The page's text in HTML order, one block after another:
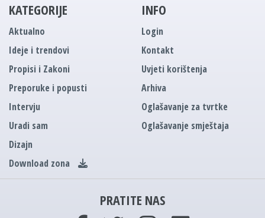
KATEGORIJE
Aktualno
Ideje i trendovi
Propisi i Zakoni
Preporuke i popusti
Intervju
Uradi sam
Dizajn
Download zona
INFO
Login
Kontakt
Uvjeti korištenja
Arhiva
Oglašavanje za tvrtke
Oglašavanje smještaja
PRATITE NAS